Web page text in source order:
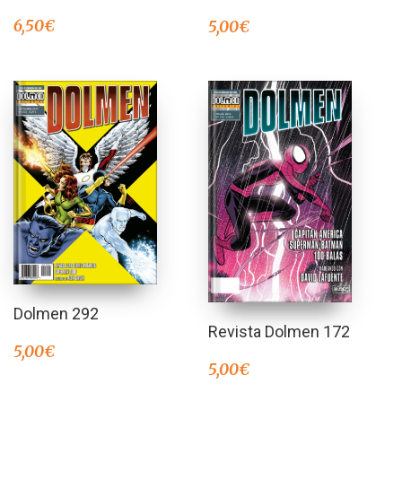
6,50€ 5,00€
Dolmen 292
5,00€
Revista Dolmen 172
5,00€